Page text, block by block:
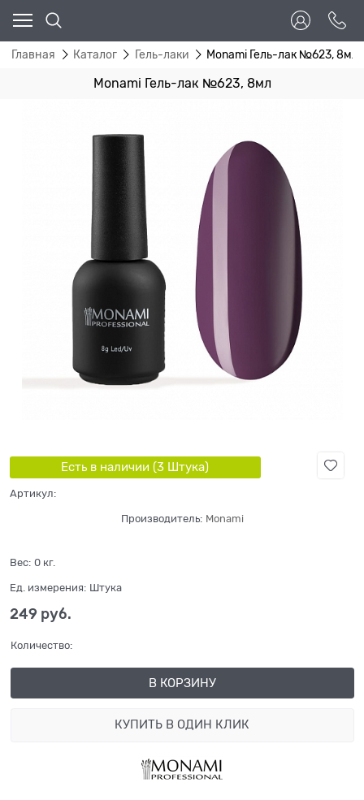
Главная Каталог Гель-лаки Monami Гель-лак №623, 8мл
Monami Гель-лак №623, 8мл
Есть в наличии (3 Штука)
Артикул:
Производитель: Monami
Вес: 0 кг.
Ед. измерения: Штука
249 руб.
Количество:
В КОРЗИНУ
КУПИТЬ В ОДИН КЛИК